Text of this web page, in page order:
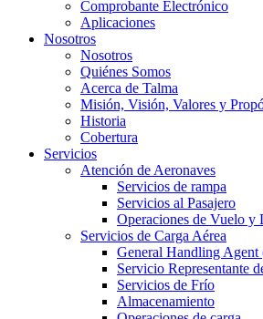
Comprobante Electrónico
Aplicaciones
Nosotros
Nosotros
Quiénes Somos
Acerca de Talma
Misión, Visión, Valores y
Historia
Cobertura
Servicios
Atención de Aeronaves
Servicios de rampa
Servicios al Pasajero
Operaciones de Vuelo y
Servicios de Carga Aérea
General Handling
Servicio Representante
Servicios de Frío
Almacenamiento